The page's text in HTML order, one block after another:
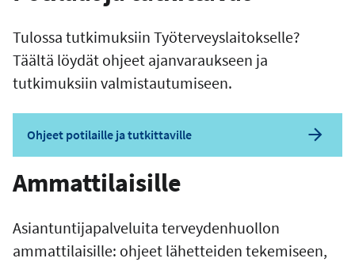
Tulossa tutkimuksiin Työterveyslaitokselle?
Täältä löydät ohjeet ajanvaraukseen ja
tutkimuksiin valmistautumiseen.
Ohjeet potilaille ja tutkittaville
Ammattilaisille
Asiantuntijapalveluita terveydenhuollon
ammattilaisille: ohjeet lähetteiden tekemiseen,